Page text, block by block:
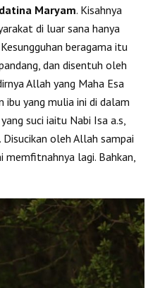
Maryam. Kisahnya
di luar sana hanya
beragama itu
dan disentuh oleh
Allah yang Maha Esa
ibu yang mulia ini di dalam
suci iaitu Nabi Isa a.s,
oleh Allah sampai
memfitnahnya lagi. Bahkan,